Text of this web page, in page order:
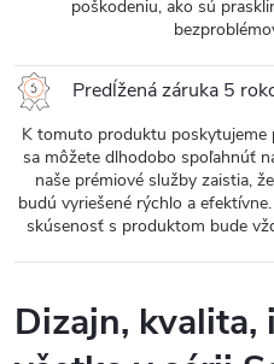
poškodeniu, ako sú
Predĺžená záruka 5
K tomuto produktu poskytujeme
sa môžete dlhodobo spoľahnúť
naše prémiové služby zaistia,
budú vyriešené rýchlo a
skúsenosť s produktom bude
Dizajn, kvalita,